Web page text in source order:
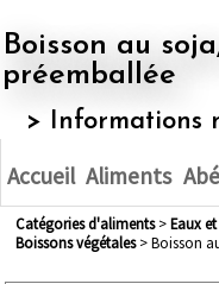
Boisson au soja, nature, non enrichie,
préemballée
>
Accueil Aliments
Catégories d'aliments> eaux
boissons végétales> Boisson